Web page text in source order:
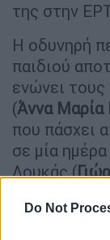
Do Not
της στην
Η οδυνηρή
παιδιού
ενώνει
(Άννα Μαρία
που πάσχει
σε μία
Λουκάς (
πεισματικά